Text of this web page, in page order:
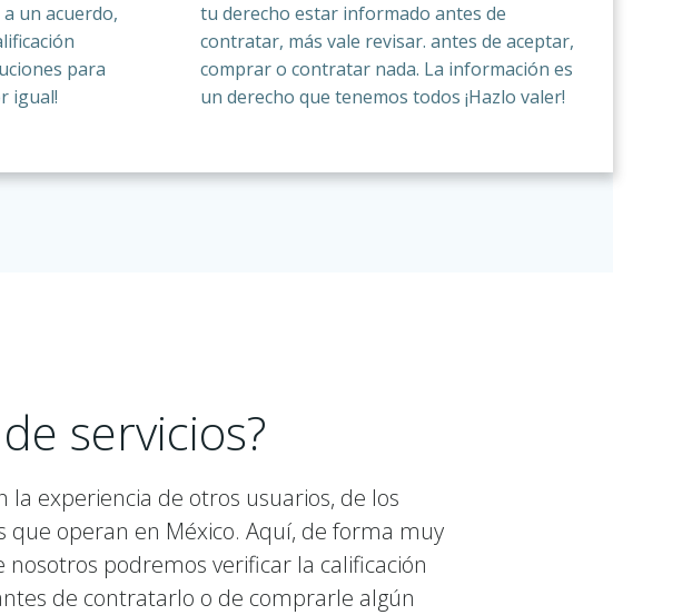
un acuerdo,
para
igual!
tu derecho estar informado antes de
contratar, más vale revisar. antes de aceptar,
comprar o contratar nada. La información es
un derecho que tenemos todos ¡Hazlo valer!
servicios?
experiencia de otros usuarios, de los
que operan en México. Aquí, de forma muy
podremos verificar la calificación
de contratarlo o de comprarle algún